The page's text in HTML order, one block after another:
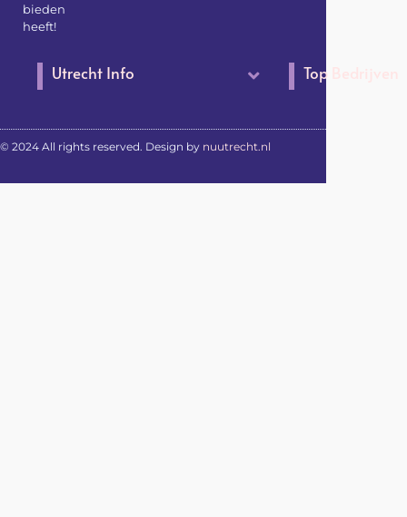
bieden
heeft!
Utrecht Info Top Bedrijven
© 2024 All rights reserved. Design by nuutrecht.nl